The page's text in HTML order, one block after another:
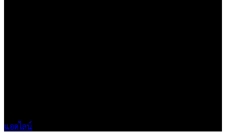
แอดไลน์